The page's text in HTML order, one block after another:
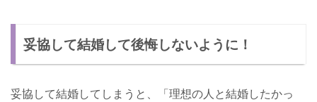
妥協して結婚して後悔しないように！
妥協して結婚してしまうと、「理想の人と結婚したかっ